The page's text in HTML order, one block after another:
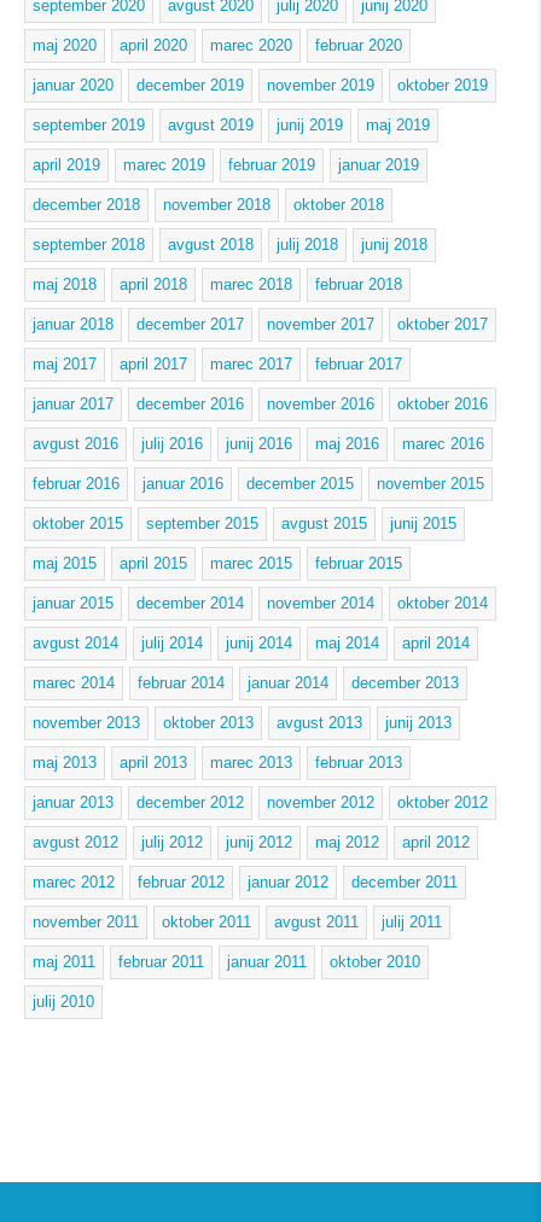
september 2020 avgust 2020 julij 2020 junij 2020
maj 2020 april 2020 marec 2020 februar 2020
januar 2020 december 2019 november 2019 oktober 2019
september 2019 avgust 2019 junij 2019 maj 2019
april 2019 marec 2019 februar 2019 januar 2019
december 2018 november 2018 oktober 2018
september 2018 avgust 2018 julij 2018 junij 2018
maj 2018 april 2018 marec 2018 februar 2018
januar 2018 december 2017 november 2017 oktober 2017
maj 2017 april 2017 marec 2017 februar 2017
januar 2017 december 2016 november 2016 oktober 2016
avgust 2016 julij 2016 junij 2016 maj 2016 marec 2016
februar 2016 januar 2016 december 2015 november 2015
oktober 2015 september 2015 avgust 2015 junij 2015
maj 2015 april 2015 marec 2015 februar 2015
januar 2015 december 2014 november 2014 oktober 2014
avgust 2014 julij 2014 junij 2014 maj 2014 april 2014
marec 2014 februar 2014 januar 2014 december 2013
november 2013 oktober 2013 avgust 2013 junij 2013
maj 2013 april 2013 marec 2013 februar 2013
januar 2013 december 2012 november 2012 oktober 2012
avgust 2012 julij 2012 junij 2012 maj 2012 april 2012
marec 2012 februar 2012 januar 2012 december 2011
november 2011 oktober 2011 avgust 2011 julij 2011
maj 2011 februar 2011 januar 2011 oktober 2010
julij 2010